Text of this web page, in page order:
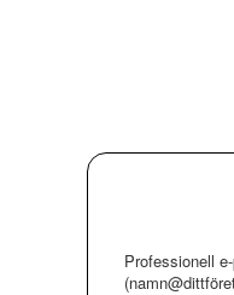
Professionell